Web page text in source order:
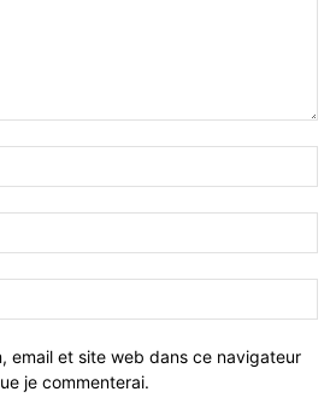
email et site web dans ce navigateur
je commenterai.